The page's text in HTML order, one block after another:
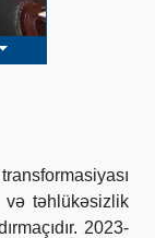
təhlükəsizlik
2023-